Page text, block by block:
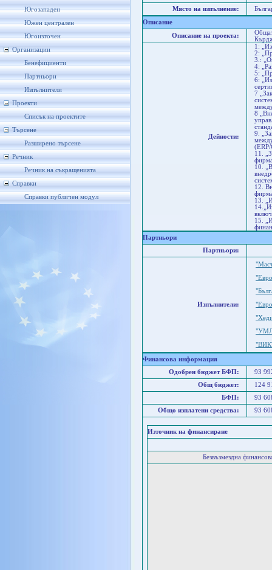
Югозападен
Южен централен
Югоизточен
Организации
Бенефициенти
Партньори
Изпълнители
Проекти
Списък на проектите
Търсене
Разширено търсене
Речник
Речник на съкращенията
Справки
Справки публичен модул
Място на изпълнение:
Описание
Описание на проекта:
Дейности:
1:
2:
3.:
4:
5:
6:
7
8
9.
(ERP/
11.
10.
12.
13.
15.
Партньори
Партньори:
Изпълнители:
Финансова информация
Одобрен бюджет БФП:
93
Общ бюджет:
124
БФП:
93
Общо изплатени средства:
93
Източник на финансиране
Безвъзмездна